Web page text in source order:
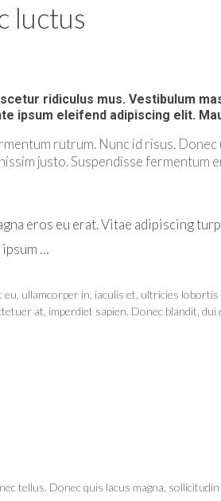
luctus
ridiculus mus. Vestibulum
ipsum eleifend adipiscing elit.
rutrum. Nunc id risus.
justo. Suspendisse
eros eu erat. Vitae adipiscing
…
ullamcorper in, iaculis et, ultricies
at, imperdiet sapien. Donec blandit, dui
tellus. Donec quis lacus magna,